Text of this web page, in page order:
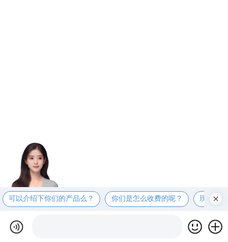
可以介绍下你们的产品么？ 你们是怎么收费的呢？ 现在有